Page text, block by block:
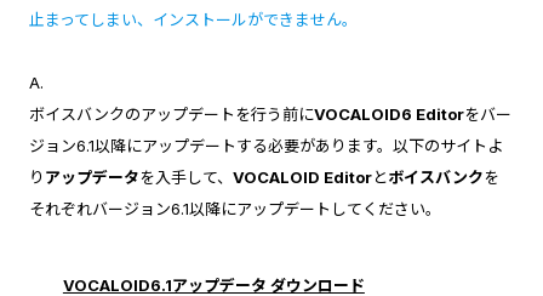
止まってしまい、インストールができません。
A.
ボイスバンクのアップデートを行う前にVOCALOID6 Editorをバー
ジョン6.1以降にアップデートする必要があります。以下のサイトよ
り アップデータを入手して、 VOCALOID Editorとボイスバンクを
それぞれバージョン6.1以降にアップデートしてください。
VOCALOID6.1アップデータ ダウンロード